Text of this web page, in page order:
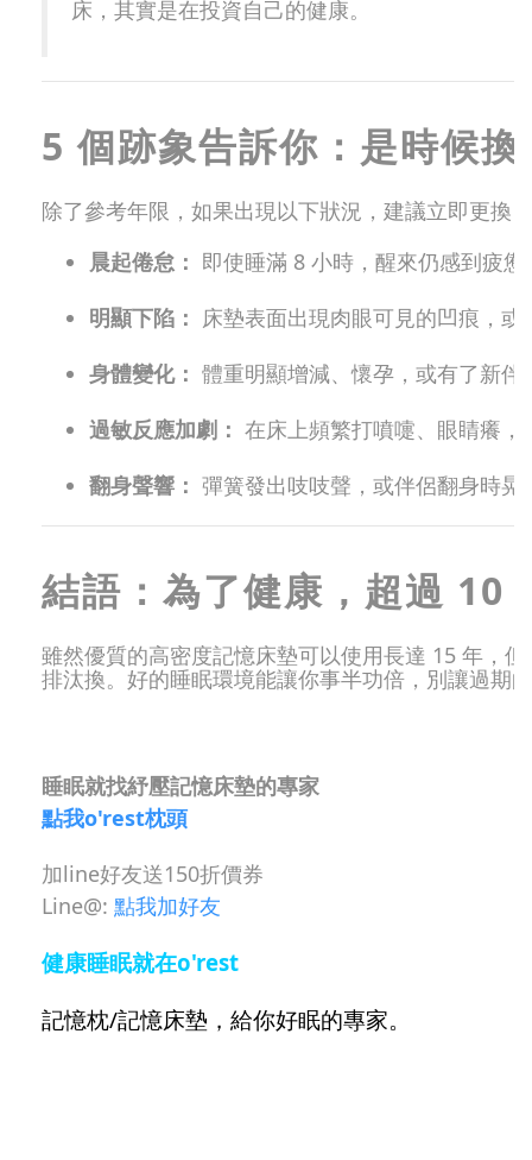
床，其實是在投資自己的健康。
5 個跡象告訴你：是時候
除了參考年限，如果出現以下狀況，建議立即更換：
晨起倦怠： 即使睡滿 8 小時，醒來仍感到疲
明顯下陷： 床墊表面出現肉眼可見的凹痕，
身體變化： 體重明顯增減、懷孕，或有了新
過敏反應加劇： 在床上頻繁打噴嚏、眼睛癢
翻身聲響： 彈簧發出吱吱聲，或伴侶翻身時晃
結語：為了健康，超過 10
雖然優質的高密度記憶床墊可以使用長達 15 年，
排汰換。好的睡眠環境能讓你事半功倍，別讓過期
睡眠就找紓壓記憶床墊的專家
點我o'rest枕頭
加line好友送150折價券
Line@: 點我加好友
健康睡眠就在o'rest
記憶枕/記憶床墊，給你好眠的專家。